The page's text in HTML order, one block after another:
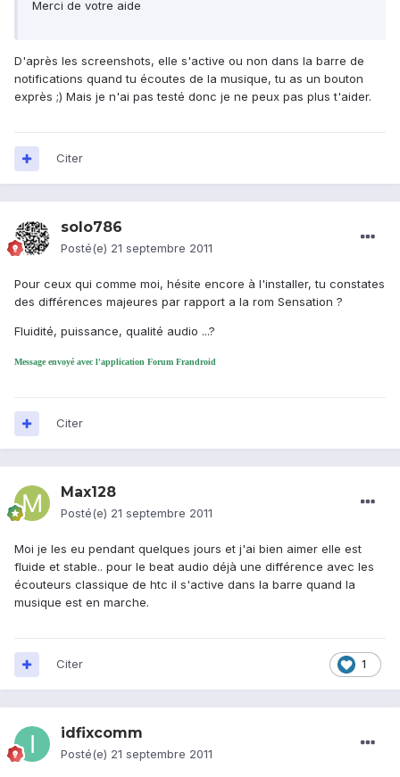
Merci de votre aide
D'après les screenshots, elle s'active ou non dans la barre de
notifications quand tu écoutes de la musique, tu as un bouton
exprès ;) Mais je n'ai pas testé donc je ne peux pas plus t'aider.
Citer
solo786
Posté(e) 21 septembre 2011
Pour ceux qui comme moi, hésite encore à l'installer, tu constates
des différences majeures par rapport a la rom Sensation ?
Fluidité, puissance, qualité audio ...?
Message envoyé avec l'application Forum Frandroid
Citer
Max128
Posté(e) 21 septembre 2011
Moi je les eu pendant quelques jours et j'ai bien aimer elle est
fluide et stable.. pour le beat audio déjà une différence avec les
écouteurs classique de htc il s'active dans la barre quand la
musique est en marche.
1
Citer
idfixcomm
Posté(e) 21 septembre 2011